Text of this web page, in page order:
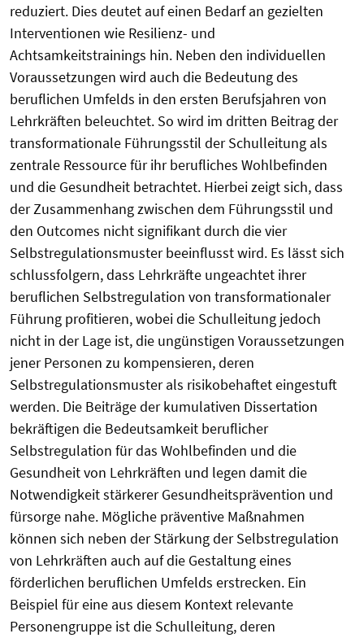
reduziert. Dies deutet auf einen Bedarf an gezielten
Interventionen wie Resilienz- und
Achtsamkeitstrainings hin. Neben den individuellen
Voraussetzungen wird auch die Bedeutung des
beruflichen Umfelds in den ersten Berufsjahren von
Lehrkräften beleuchtet. So wird im dritten Beitrag der
transformationale Führungsstil der Schulleitung als
zentrale Ressource für ihr berufliches Wohlbefinden
und die Gesundheit betrachtet. Hierbei zeigt sich, dass
der Zusammenhang zwischen dem Führungsstil und
den Outcomes nicht signifikant durch die vier
Selbstregulationsmuster beeinflusst wird. Es lässt sich
schlussfolgern, dass Lehrkräfte ungeachtet ihrer
beruflichen Selbstregulation von transformationaler
Führung profitieren, wobei die Schulleitung jedoch
nicht in der Lage ist, die ungünstigen Voraussetzungen
jener Personen zu kompensieren, deren
Selbstregulationsmuster als risikobehaftet eingestuft
werden. Die Beiträge der kumulativen Dissertation
bekräftigen die Bedeutsamkeit beruflicher
Selbstregulation für das Wohlbefinden und die
Gesundheit von Lehrkräften und legen damit die
Notwendigkeit stärkerer Gesundheitsprävention und
fürsorge nahe. Mögliche präventive Maßnahmen
können sich neben der Stärkung der Selbstregulation
von Lehrkräften auch auf die Gestaltung eines
förderlichen beruflichen Umfelds erstrecken. Ein
Beispiel für eine aus diesem Kontext relevante
Personengruppe ist die Schulleitung, deren